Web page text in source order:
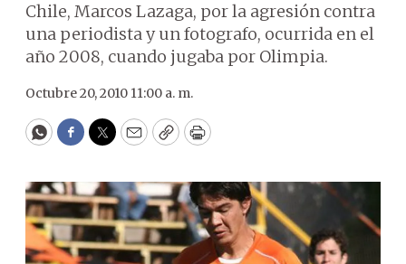
Chile, Marcos Lazaga, por la agresión contra
una periodista y un fotografo, ocurrida en el
año 2008, cuando jugaba por Olimpia.
Octubre 20, 2010 11:00 a. m.
WhatsApp
Facebook
Twitter
EmailCopyPrint